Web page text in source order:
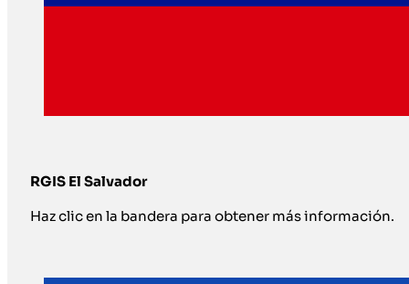
RGIS El Salvador
Haz clic en la bandera para obtener más información.